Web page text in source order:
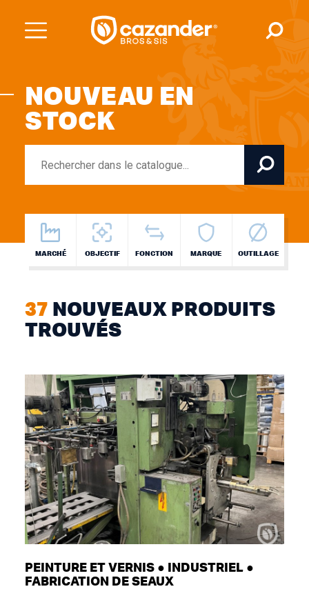
NOUVEAU EN
STOCK
MARCHÉ OBJECTIF FONCTION MARQUE OUTILLAGE
37 NOUVEAUX PRODUITS
TROUVÉS
PEINTURE ET VERNIS ● INDUSTRIEL ●
FABRICATION DE SEAUX